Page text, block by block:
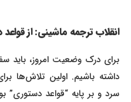
انقلاب ترجمه ماشینی: از
برای درک وضعیت امروز، باید
داشته باشیم. اولین تلاش‌ها
سرد و بر پایه “قواعد دستوری”